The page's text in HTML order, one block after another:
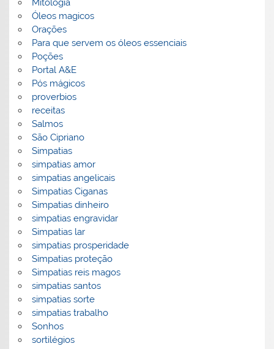
Mitologia
Óleos magicos
Orações
Para que servem os óleos essenciais
Poções
Portal A&E
Pós mágicos
proverbios
receitas
Salmos
São Cipriano
Simpatias
simpatias amor
simpatias angelicais
Simpatias Ciganas
Simpatias dinheiro
simpatias engravidar
Simpatias lar
simpatias prosperidade
Simpatias proteção
Simpatias reis magos
simpatias santos
simpatias sorte
simpatias trabalho
Sonhos
sortilégios